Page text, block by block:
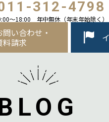
312-4798
～18:00 年中無休（年末年始除く）
問い合わせ・
料請求